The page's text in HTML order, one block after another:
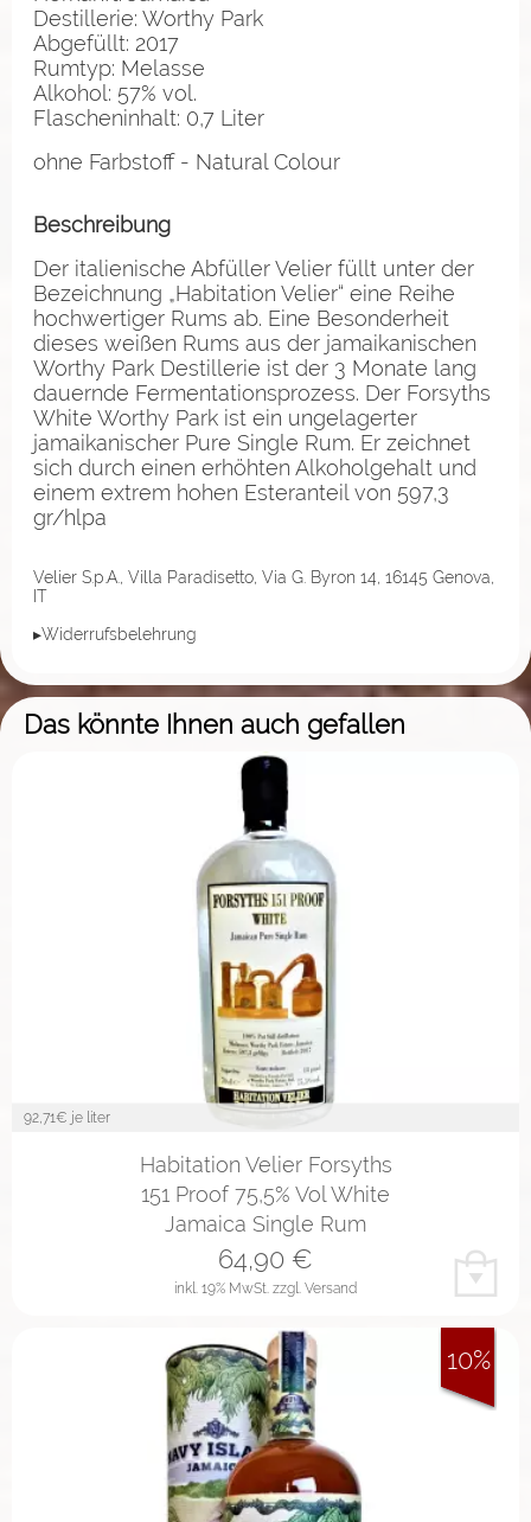
Destillerie: Worthy Park
Abgefüllt: 2017
Rumtyp: Melasse
Alkohol: 57% vol.
Flascheninhalt: 0,7 Liter
ohne Farbstoff - Natural Colour
Beschreibung
Der italienische Abfüller Velier füllt unter der
Bezeichnung „Habitation Velier“ eine Reihe
hochwertiger Rums ab. Eine Besonderheit
dieses weißen Rums aus der jamaikanischen
Worthy Park Destillerie ist der 3 Monate lang
dauernde Fermentationsprozess. Der Forsyths
White Worthy Park ist ein ungelagerter
jamaikanischer Pure Single Rum. Er zeichnet
sich durch einen erhöhten Alkoholgehalt und
einem extrem hohen Esteranteil von 597,3
gr/hlpa
Velier S.p.A., Villa Paradisetto, Via G. Byron 14, 16145 Genova,
IT
▸Widerrufsbelehrung
Das könnte Ihnen auch gefallen
92,71€ je liter
Habitation Velier Forsyths
151 Proof 75,5% Vol White
Jamaica Single Rum
inkl. 19% MwSt. zzgl. Versand
64,90 €
10%